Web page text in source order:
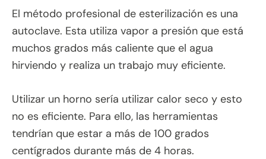
El método profesional de esterilización es una
autoclave. Esta utiliza vapor a presión que está
muchos grados más caliente que el agua
hirviendo y realiza un trabajo muy eficiente.
Utilizar un horno sería utilizar calor seco y esto
no es eficiente. Para ello, las herramientas
tendrían que estar a más de 100 grados
centígrados durante más de 4 horas.